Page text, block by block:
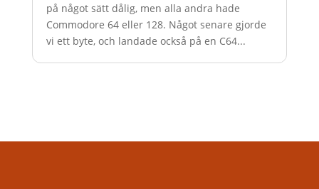
på något sätt dålig, men alla andra hade
Commodore 64 eller 128. Något senare gjorde
vi ett byte, och landade också på en C64...